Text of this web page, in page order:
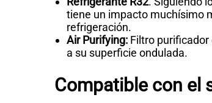
tiene un impacto muchísimo
refrigeración.
Air Purifying:Filtro purificador
a su superficie ondulada.
Compatible con el